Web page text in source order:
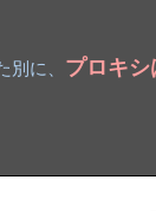
に、 プロキ